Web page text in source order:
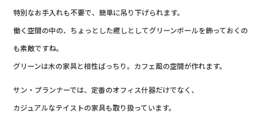
特別なお手入れも不要で、簡単に吊り下げられます。
働く空間の中の、ちょっとした癒しとしてグリーンボールを飾っておくの
も素敵ですね。
グリーンは木の家具と相性ばっちり。カフェ風の空間が作れます。
サン・プランナーでは、定番のオフィス什器だけでなく、
カジュアルなテイストの家具も取り扱っています。